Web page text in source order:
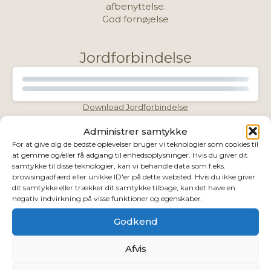
Administrer samtykke
For at give dig de bedste oplevelser bruger vi teknologier som cookies til
at gemme og/eller få adgang til enhedsoplysninger. Hvis du giver dit
samtykke til disse teknologier, kan vi behandle data som f.eks.
browsingadfærd eller unikke ID'er på dette websted. Hvis du ikke giver
dit samtykke eller trækker dit samtykke tilbage, kan det have en
negativ indvirkning på visse funktioner og egenskaber.
Godkend
Afvis
afbenyttelse.
God fornøjelse
Jordforbindelse
Download Jordforbindelse
Centrering
Download Centrering
Afgrænsning